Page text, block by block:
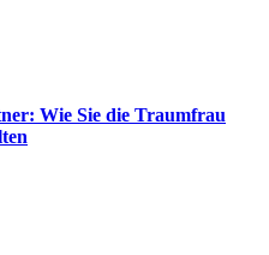
Wie Sie die Traumfrau